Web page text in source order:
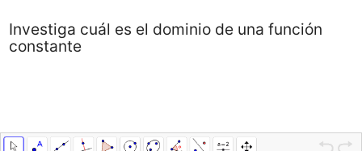
Investiga cuál es el dominio de una función
constante